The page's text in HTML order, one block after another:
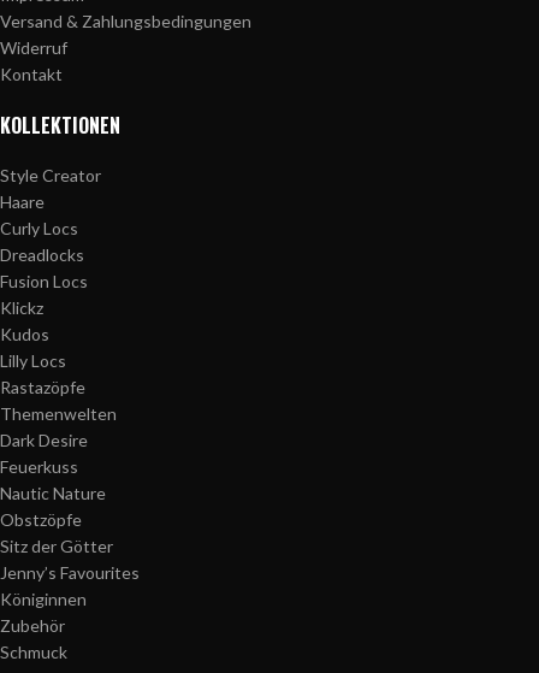
Versand & Zahlungsbedingungen
Widerruf
Kontakt
KOLLEKTIONEN
Style Creator
Haare
Curly Locs
Dreadlocks
Fusion Locs
Klickz
Kudos
Lilly Locs
Rastazöpfe
Themenwelten
Dark Desire
Feuerkuss
Nautic Nature
Obstzöpfe
Sitz der Götter
Jenny’s Favourites
Königinnen
Zubehör
Schmuck